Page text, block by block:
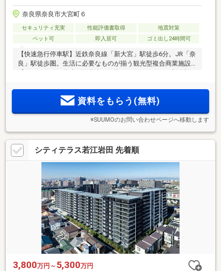
奈良県奈良市大宮町６
セキュリティ充実 性能評価書取得
地震対策
ペット可
即入居可 ゴミ出し24時間可
【快速急行停車駅】近鉄奈良線「新大宮」駅徒歩6分。JR「奈
良」駅徒歩圏。生活に必要なものが揃う観光型複合商業施設
な公園も。大通りから奥まった落ち着いた住環境＜体験型モ
デルルーム 来場予約受付中＞資料をもらう(無料)
※SUUMOのお問い合わせページへ移動します
シティテラス若江岩田 先着順
3,800万円～ 5,300万円